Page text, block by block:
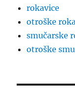
rokavice
otroške
smučarske
otroške